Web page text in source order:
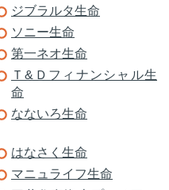
ジブラルタ生命
ソニー生命
第一ネオ生命
Ｔ&Ｄフィナンシャル生
命
なないろ生命
はなさく生命
マニュライフ生命